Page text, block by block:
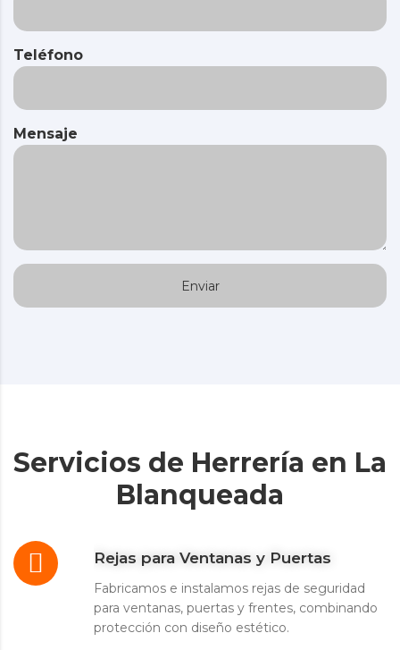
Teléfono
Mensaje
Servicios de Herrería en La
Blanqueada
Rejas para Ventanas y Puertas
Fabricamos e instalamos rejas de seguridad
para ventanas, puertas y frentes, combinando
protección con diseño estético.